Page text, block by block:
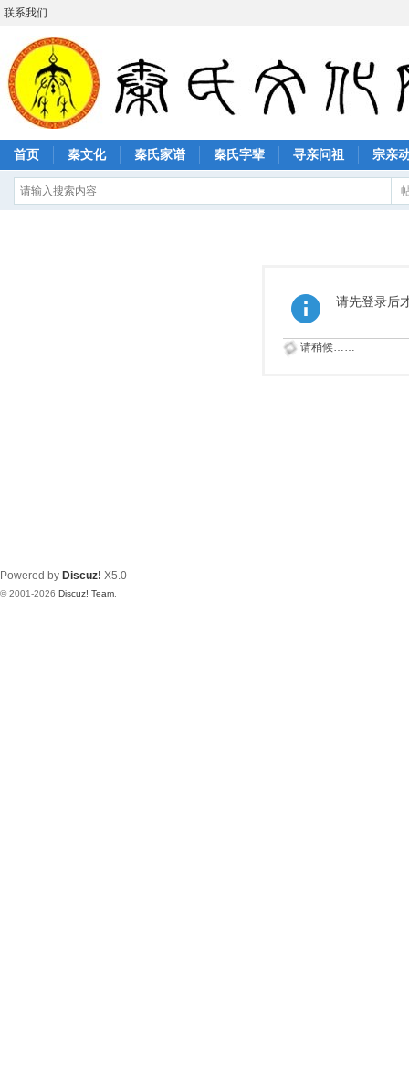
联系我们
首页 秦文化 秦氏家谱 秦氏字辈 寻亲问祖 宗亲
请先登录后
请稍候……
Powered by Discuz! X5.0
© 2001-2026 Discuz! Team